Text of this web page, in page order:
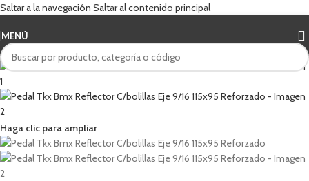
Saltar a la navegación Saltar al contenido principal
MENÚ
Haga clic para ampliar